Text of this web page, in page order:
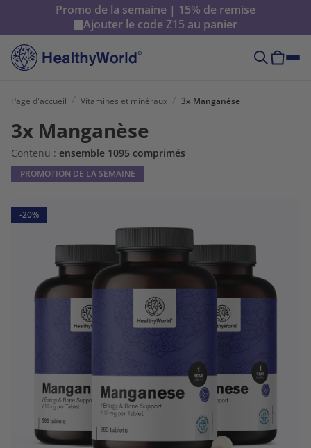
Promo de la semaine | 15% de remise
Ajouter le codeZ15 au panier
Page d'accueil Vitamines et minéraux 3x Manganèse
3x Manganèse
Contenu : ensemble 1095 comprimés
PROMOTION DE LA SEMAINE
-20%